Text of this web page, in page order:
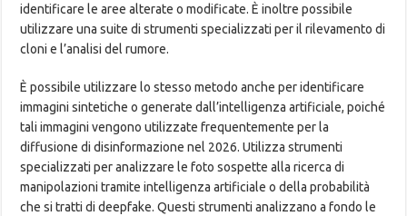
identificare le aree alterate o modificate. È inoltre possibile
utilizzare una suite di strumenti specializzati per il rilevamento di
cloni e l’analisi del rumore.
È possibile utilizzare lo stesso metodo anche per identificare
immagini sintetiche o generate dall’intelligenza artificiale, poiché
tali immagini vengono utilizzate frequentemente per la
diffusione di disinformazione nel 2026. Utilizza strumenti
specializzati per analizzare le foto sospette alla ricerca di
manipolazioni tramite intelligenza artificiale o della probabilità
che si tratti di deepfake. Questi strumenti analizzano a fondo le